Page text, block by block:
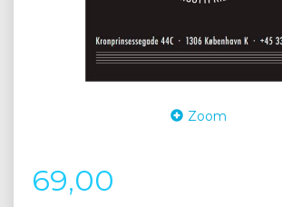
Zoom
69,00